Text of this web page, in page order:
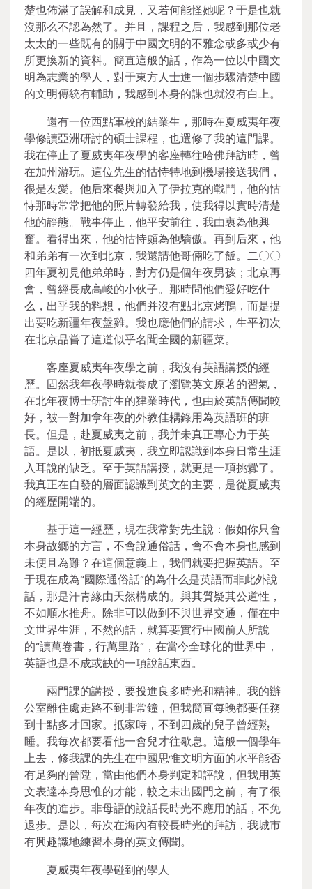
楚也佈滿了誤解和成見，又若何能怪她呢？于是也就
沒那么不認為然了。并且，課程之后，我感到那位老
太太的一些既有的關于中國文明的不雅念或多或少有
所更換新的資料。簡直這般的話，作為一位以中國文
明為志業的學人，對于東方人士進一個步驟清楚中國
的文明傳統有輔助，我感到本身的課也就沒有白上。
還有一位西點軍校的結業生，那時在夏威夷年夜
學修讀亞洲研討的碩士課程，也選修了我的這門課。
我在停止了夏威夷年夜學的客座轉往哈佛拜訪時，曾
在加州游玩。這位先生的怙恃特地到機場接送我們，
很是友愛。他后來餐與加入了伊拉克的戰鬥，他的怙
恃那時常常把他的照片轉發給我，使我得以實時清楚
他的靜態。戰事停止，他平安前往，我由衷為他興
奮。看得出來，他的怙恃頗為他驕傲。再到后來，他
和弟弟有一次到北京，我還請他哥倆吃了飯。二〇〇
四年夏初見他弟弟時，對方仍是個年夜男孩；北京再
會，曾經長成高峻的小伙子。那時問他們愛好吃什
么，出乎我的料想，他們并沒有點北京烤鴨，而是提
出要吃新疆年夜盤雞。我也應他們的請求，生平初次
在北京品嘗了這道似乎名聞全國的新疆菜。
客座夏威夷年夜學之前，我沒有英語講授的經
歷。固然我年夜學時就養成了瀏覽英文原著的習氣，
在北年夜博士研討生的肄業時代，也由於英語傳聞較
好，被一對加拿年夜的外教佳耦錄用為英語班的班
長。但是，赴夏威夷之前，我并未真正專心力于英
語。是以，初抵夏威夷，我立即認識到本身日常生涯
入耳說的缺乏。至于英語講授，就更是一項挑釁了。
我真正在自發的層面認識到英文的主要，是從夏威夷
的經歷開端的。
基于這一經歷，現在我常對先生說：假如你只會
本身故鄉的方言，不會說通俗話，會不會本身也感到
未便且為難？在這個意義上，我們就要把握英語。至
于現在成為“國際通俗話”的為什么是英語而非此外說
話，那是汗青緣由天然構成的。與其質疑其公道性，
不如順水推舟。除非可以做到不與世界交通，僅在中
文世界生涯，不然的話，就算要實行中國前人所說
的“讀萬卷書，行萬里路”，在當今全球化的世界中，
英語也是不成或缺的一項說話東西。
兩門課的講授，要投進良多時光和精神。我的辦
公室離住處走路不到非常鐘，但我簡直每晚都要任務
到十點多才回家。抵家時，不到四歲的兒子曾經熟
睡。我每次都要看他一會兒才往歇息。這般一個學年
上去，修我課的先生在中國思惟文明方面的水平能否
有足夠的晉陞，當由他們本身判定和評說，但我用英
文表達本身思惟的才能，較之未出國門之前，有了很
年夜的進步。非母語的說話長時光不應用的話，不免
退步。是以，每次在海內有較長時光的拜訪，我城市
有興趣識地練習本身的英文傳聞。
夏威夷年夜學碰到的學人